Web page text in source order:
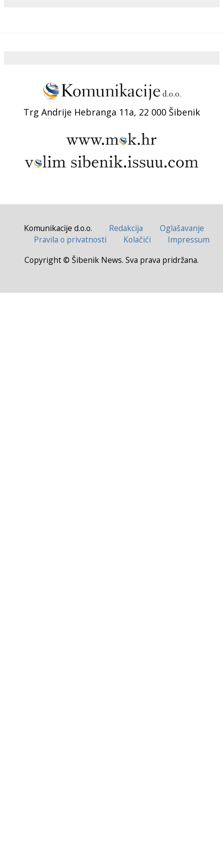
Trg Andrije Hebranga 11a, 22 000 Šibenik
Komunikacije d.o.o. Redakcija
Oglašavanje
Pravila o privatnosti
Kolačići
Impressum
Copyright © Šibenik News. Sva prava pridržana.